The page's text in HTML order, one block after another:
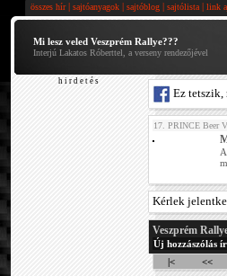
összes hír| sajtóanyagok | sajtóblog | sajtólista | link
Mi lesz veled Veszprém Rallye???
Interjú Lakatos Róberttel, a verseny rendezőjével
h i r d e t é s
Ez tetszik,
17. PRINCE Beer
Kérlek
Veszprém
Új hozzászólás
|<
<<